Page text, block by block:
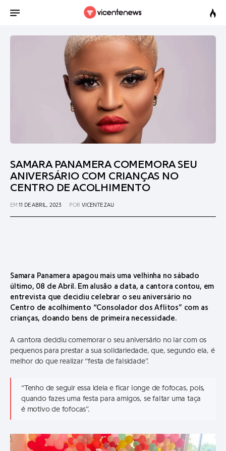
SAMARA PANAMERA COMEMORA SEU
ANIVERSÁRIO COM CRIANÇAS NO
CENTRO DE ACOLHIMENTO
EM11 DE ABRIL, 2023 PORVICENTE ZAU
Samara Panamera apagou mais uma velhinha no sábado
último, 08 de Abril. Em alusão a data, a cantora contou, em
entrevista que decidiu celebrar o seu aniversário no
Centro de acolhimento “Consolador dos Aflitos” com as
crianças, doando bens de primeira necessidade.
A cantora decidiu comemorar o seu aniversário no lar com os
pequenos para prestar a sua solidariedade, que, segundo ela, é
melhor do que realizar “festa de falsidade”.
“Tenho de seguir essa ideia e ficar longe de fofocas, pois,
quando fazes uma festa para amigos, se faltar uma taça
é motivo de fofocas”.